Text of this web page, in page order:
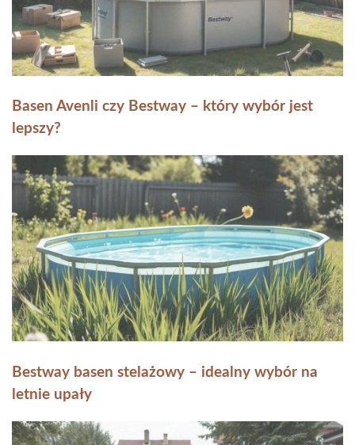
Basen Avenli czy Bestway – który wybór jest
lepszy?
Bestway basen stelażowy – idealny wybór na
letnie upały